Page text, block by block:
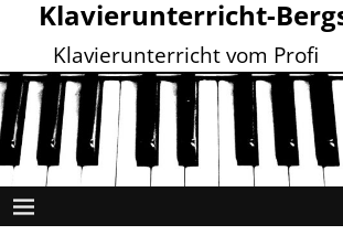
Klavierunterricht-
Klavierunterricht vom Profi